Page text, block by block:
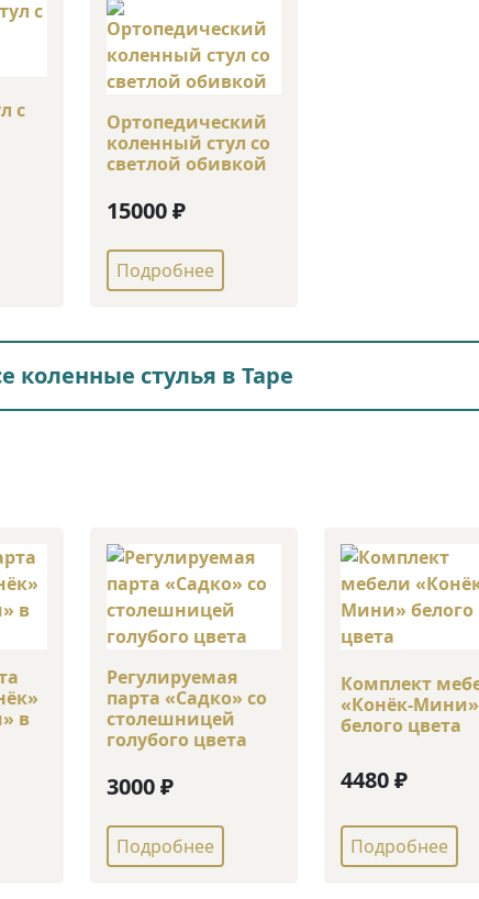
с
Ортопедический
коленный стул со
светлой обивкой
15000 ₽
Подробнее
коленные стулья в Таре
в
Регулируемая
парта «Садко» со
столешницей
голубого цвета
3000 ₽
Подробнее
Комплект
«Конёк-Мини»
белого цвета
4480 ₽
Подробнее